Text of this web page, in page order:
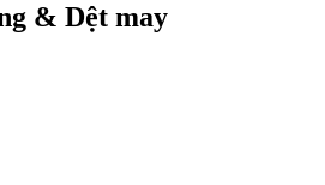
& Dệt may